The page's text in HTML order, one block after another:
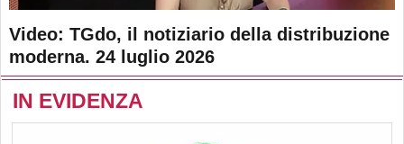
Video: TGdo, il notiziario della distribuzione
moderna. 24 luglio 2026
IN EVIDENZA